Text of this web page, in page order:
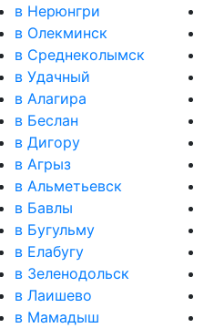
в Нерюнгри
в Олекминск
в Среднеколымск
в Удачный
в Алагира
в Беслан
в Дигору
в Агрыз
в Альметьевск
в Бавлы
в Бугульму
в Елабугу
в Зеленодольск
в Лаишево
в Мамадыш